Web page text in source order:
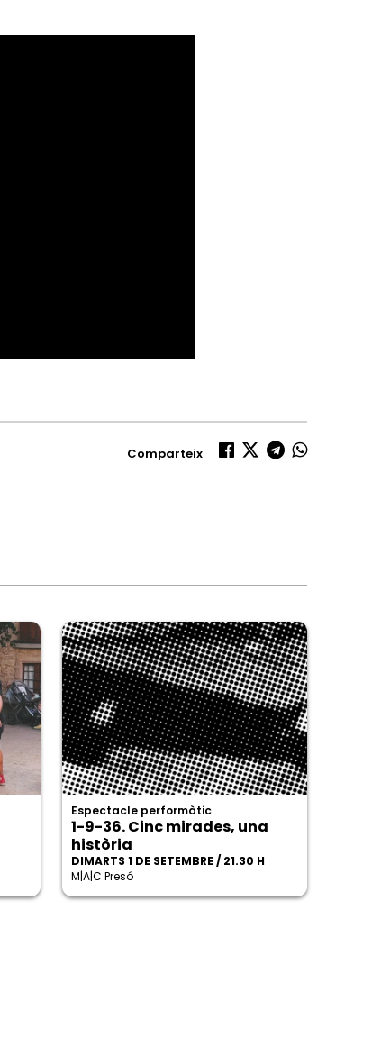
Comparteix
Espectacle performàtic
1-9-36. Cinc mirades, una
història
DIMARTS 1 DE SETEMBRE / 21.30 H
M|A|C Presó